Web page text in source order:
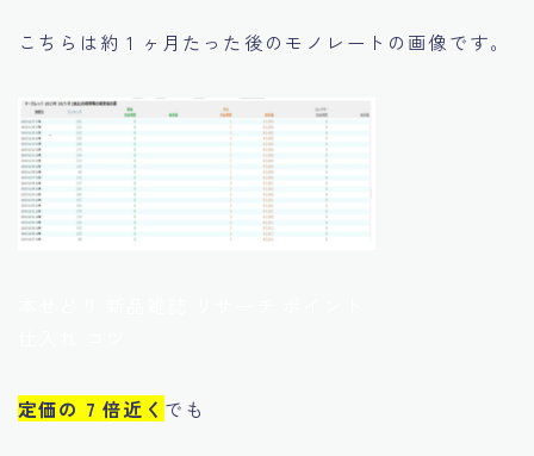
こちらは約 1 ヶ月たった後のモノレートの画像です。
定価の 7 倍近く でも